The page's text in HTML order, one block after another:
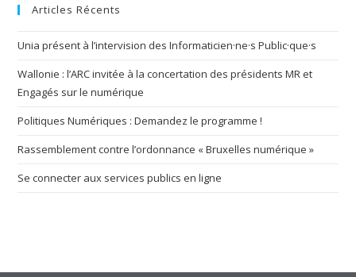
Articles Récents
Unia présent à l’intervision des Informaticien·ne·s Public·que·s
Wallonie : l’ARC invitée à la concertation des présidents MR et
Engagés sur le numérique
Politiques Numériques : Demandez le programme !
Rassemblement contre l’ordonnance « Bruxelles numérique »
Se connecter aux services publics en ligne